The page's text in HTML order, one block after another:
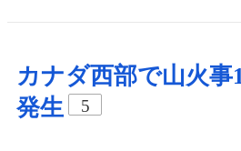
カナダ西部で山火事
発生
5